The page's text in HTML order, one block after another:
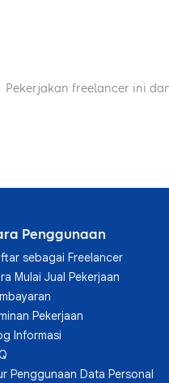
Pekerjakan freelancer ini
Penggunaan
sebagai Freelancer
Mulai Jual Pekerjaan
Pekerjaan
Informasi
Penggunaan Data Personal